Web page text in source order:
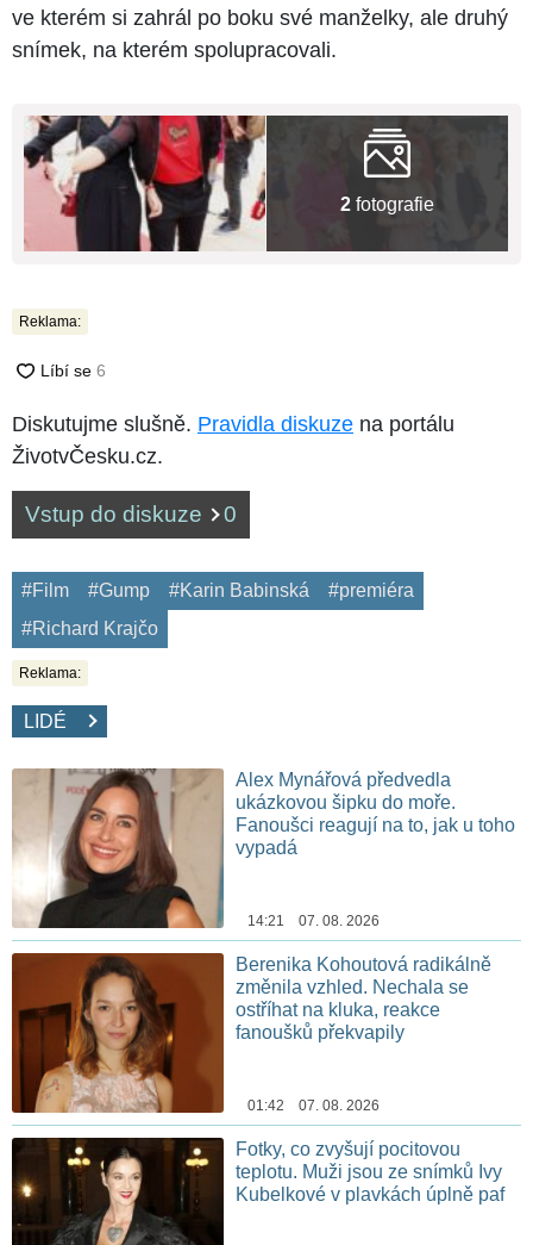
ve kterém si zahrál po boku své manželky, ale druhý
snímek, na kterém spolupracovali.
2 fotografie
Reklama:
Diskutujme slušně. Pravidla diskuze na portálu
ŽivotvČesku.cz.
Vstup do diskuze 0
#Film #Gump #Karin Babinská
#premiéra
#Richard Krajčo
Reklama:
LIDÉ
Alex Mynářová předvedla
ukázkovou šipku do moře.
Fanoušci reagují na to, jak u toho
vypadá
14:21 07. 08. 2026
Berenika Kohoutová radikálně
změnila vzhled. Nechala se
ostříhat na kluka, reakce
fanoušků překvapily
01:42 07. 08. 2026
Fotky, co zvyšují pocitovou
teplotu. Muži jsou ze snímků Ivy
Kubelkové v plavkách úplně paf